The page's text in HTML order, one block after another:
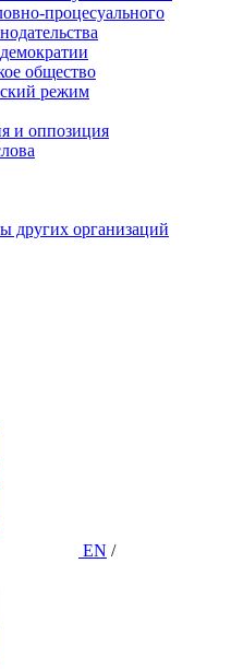
процесуального
общество
режим
и оппозиция
других организаций
EN /